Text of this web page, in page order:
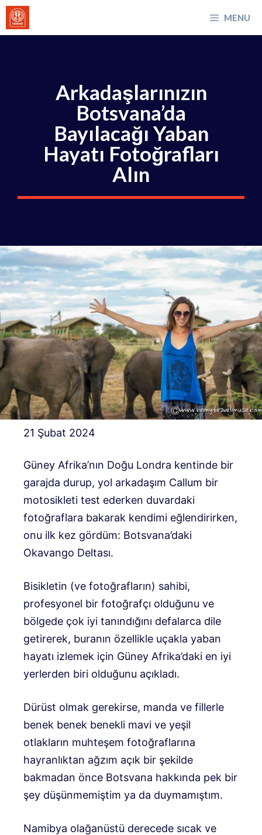
İçeriğe
atla
MENU
Arkadaşlarınızın
Botsvana’da
Bayılacağı Yaban
Hayatı Fotoğrafları
Alın
21 Şubat 2024
Güney Afrika’nın Doğu Londra kentinde bir
garajda durup, yol arkadaşım Callum bir
motosikleti test ederken duvardaki
fotoğraflara bakarak kendimi eğlendirirken,
onu ilk kez gördüm: Botsvana’daki
Okavango Deltası.
Bisikletin (ve fotoğrafların) sahibi,
profesyonel bir fotoğrafçı olduğunu ve
bölgede çok iyi tanındığını defalarca dile
getirerek, buranın özellikle uçakla yaban
hayatı izlemek için Güney Afrika’daki en iyi
yerlerden biri olduğunu açıkladı.
Dürüst olmak gerekirse, manda ve fillerle
benek benek benekli mavi ve yeşil
otlakların muhteşem fotoğraflarına
hayranlıktan ağzım açık bir şekilde
bakmadan önce Botsvana hakkında pek bir
şey düşünmemiştim ya da duymamıştım.
Namibya olağanüstü derecede sıcak ve